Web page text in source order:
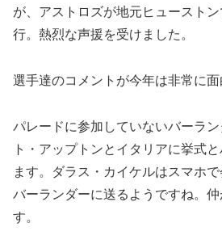
が、アストロズが地元ヒュースト
行。熱烈な声援を受けました。
選手達のコメントが今年は非常に面
パレードに参加していないバーラ
ト・アップトンとイタリアに挙式
ます。ダラス・カイケルはスマホ
バーランダーに送るようですね。
す。